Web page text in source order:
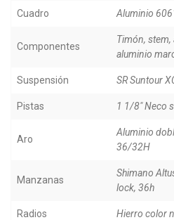
Cuadro Aluminio
Componentes
Timón, stem,
aluminio
Suspensión SR Suntour
Pistas 1 1/8" Neco
Aro
Aluminio
36/32H
Manzanas
Shimano
lock, 36h
Radios Hierro color